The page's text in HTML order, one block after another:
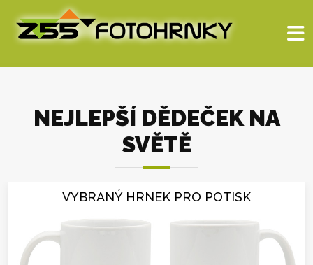
NEJLEPŠÍ DĚDEČEK NA
SVĚTĚ
VYBRANÝ HRNEK PRO POTISK